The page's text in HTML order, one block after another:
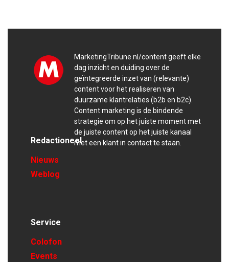
MarketingTribune.nl/content geeft elke
dag inzicht en duiding over de
geïntegreerde inzet van (relevante)
content voor het realiseren van
duurzame klantrelaties (b2b en b2c).
Content marketing is de bindende
strategie om op het juiste moment met
de juiste content op het juiste kanaal
met een klant in contact te staan.
Redactioneel
Nieuws
Weblog
Service
Colofon
Events